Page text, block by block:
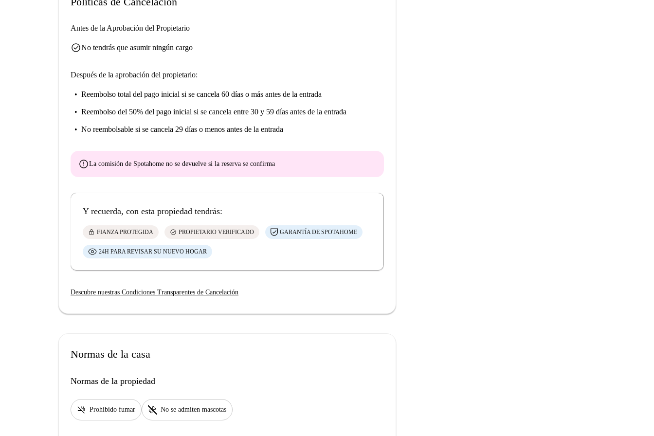
Antes de la Aprobación del Propietario
check_circleNo tendrás que asumir ningún cargo
Después de la aprobación del propietario:
Reembolso total del pago inicial si se cancela 60 días o más antes de la entrada
Reembolso del 50% del pago inicial si se cancela entre 30 y 59 días antes de la entrada
No reembolsable si se cancela 29 días o menos antes de la entrada
errorLa comisión de Spotahome no se devuelve si la reserva se confirma
Y recuerda, con esta propiedad tendrás:
lock FIANZA PROTEGIDA check_circle PROPIETARIO VERIFICADO GARANTÍA DE SPOTAHOME
24H PARA REVISAR SU NUEVO HOGAR
Descubre nuestras Condiciones Transparentes de Cancelación
Normas de la casa
Normas de la propiedad
smoke_free Prohibido fumar pet_supplies No se admiten mascotas